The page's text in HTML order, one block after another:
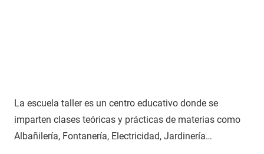
La escuela taller es un centro educativo donde se
imparten clases teóricas y prácticas de materias como
Albañilería, Fontanería, Electricidad, Jardinería…